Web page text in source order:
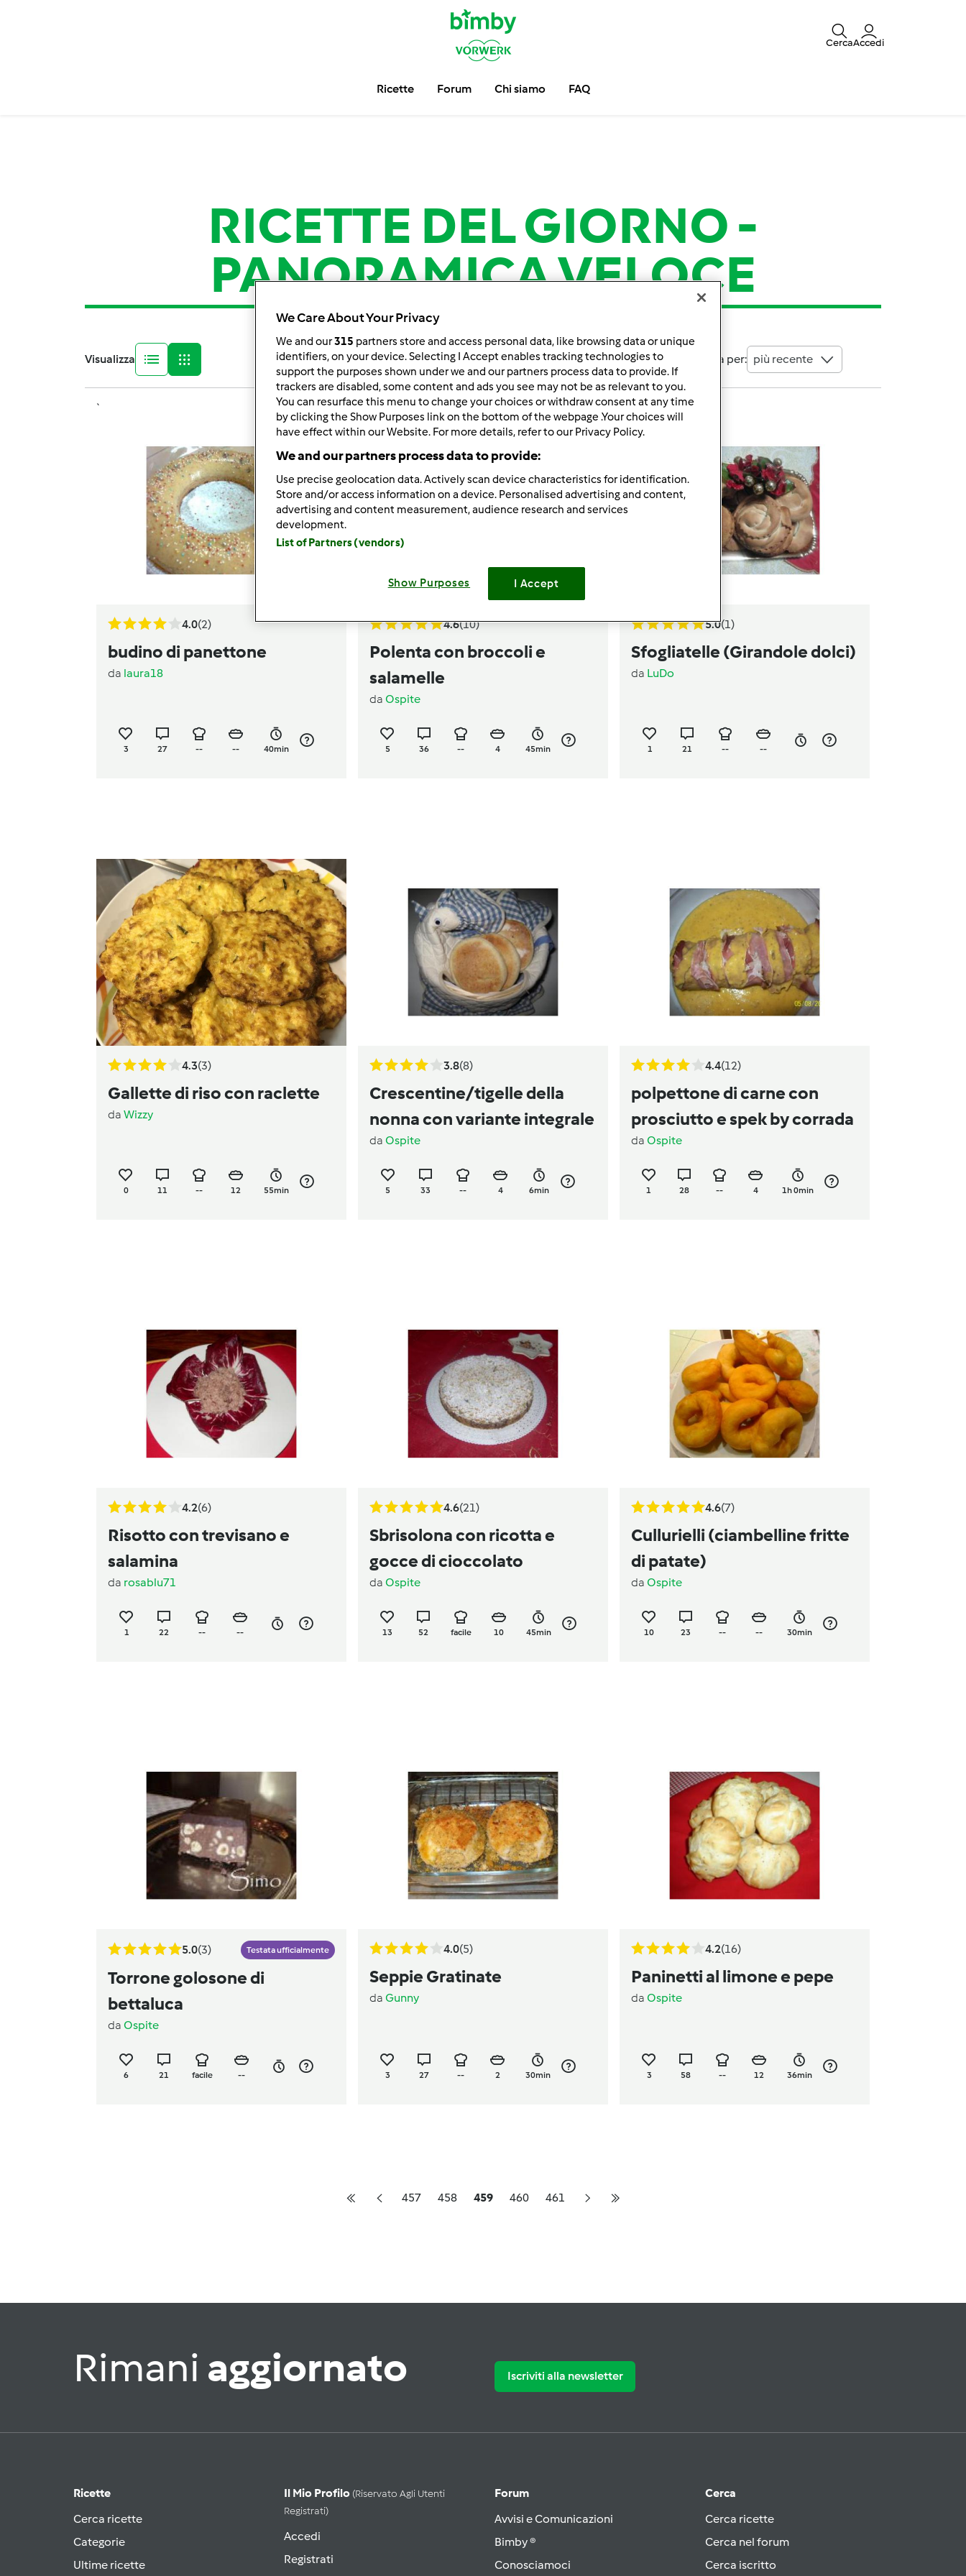
CercaAccedi
Ricette Forum Chi siamo FAQ
RICETTE DEL GIORNO-
PANORAMICA VELOCE
Visualizza Risultati per pagina: 12 Ordina per: più recente
`
4.0(2)
budino di panettone
da laura18
3 27 -- -- 40min
4.6(10)
Polenta con broccoli e
salamelle
da Ospite
5 36 -- 4 45min
5.0(1)
Sfogliatelle (Girandole dolci)
da LuDo
1 21 -- --
4.3(3)
Gallette di riso con raclette
da Wizzy
0 11 -- 12 55min
3.8(8)
Crescentine/tigelle della
nonna con variante integrale
da Ospite
5 33 -- 4 6min
4.4(12)
polpettone di carne con
prosciutto e spek by corrada
da Ospite
1 28 -- 4 1h 0min
4.2(6)
Risotto con trevisano e
salamina
da rosablu71
1 22 -- --
4.6(21)
Sbrisolona con ricotta e
gocce di cioccolato
da Ospite
13 52 facile 10 45min
4.6(7)
Cullurielli (ciambelline fritte
di patate)
da Ospite
10 23 -- -- 30min
5.0(3) Testata ufficialmente
Torrone golosone di
bettaluca
da Ospite
6 21 facile --
4.0(5)
Seppie Gratinate
da Gunny
3 27 -- 2 30min
4.2(16)
Paninetti al limone e pepe
da Ospite
3 58 -- 12 36min
457 458 459 460 461
Rimani aggiornato Iscriviti alla newsletter
Ricette
Cerca ricette
Categorie
Ultime ricette
Il Mio Profilo (riservato Agli Utenti
Registrati)
Accedi
Registrati
Forum
Avvisi e Comunicazioni
Bimby ®
Conosciamoci
Cerca
Cerca ricette
Cerca nel forum
Cerca iscritto
We Care About Your Privacy
We and our315 partners store and access personal data, like browsing data or unique
identifiers, on your device. Selecting I Accept enables tracking technologies to
support the purposes shown under we and our partners process data to provide. If
trackers are disabled, some content and ads you see may not be as relevant to you.
You can resurface this menu to change your choices or withdraw consent at any time
by clicking the Show Purposes link on the bottom of the webpage .Your choices will
have effect within our Website. For more details, refer to our Privacy Policy.
We and our partners process data to provide:
Use precise geolocation data. Actively scan device characteristics for identification.
Store and/or access information on a device. Personalised advertising and content,
advertising and content measurement, audience research and services
development.
List of Partners (vendors)
Show Purposes I Accept